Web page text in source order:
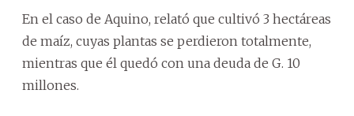
En el caso de Aquino, relató que cultivó 3 hectáreas
de maíz, cuyas plantas se perdieron totalmente,
mientras que él quedó con una deuda de G. 10
millones.